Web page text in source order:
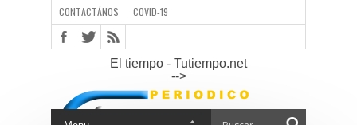
CONTACTÁNOS COVID-19
El tiempo - Tutiempo.net
-->